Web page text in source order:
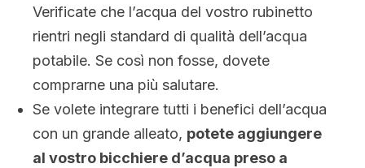
Verificate che l’acqua del vostro rubinetto
rientri negli standard di qualità dell’acqua
potabile. Se così non fosse, dovete
comprarne una più salutare.
Se volete integrare tutti i benefici dell’acqua
con un grande alleato, potete aggiungere
al vostro bicchiere d’acqua preso a